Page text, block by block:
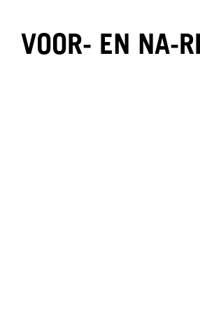
VOOR- EN NA-